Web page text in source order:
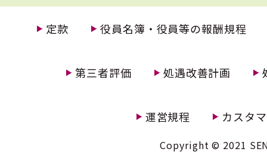
定款 役員名簿・役員等の報酬規程
第三者評価 処遇改善計画
運営規程 カスタ
Copyright © 2021